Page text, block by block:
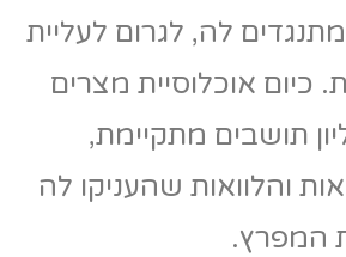
לה, לגרום לעליית
כיום אוכלוסיית מצרים
כ-90 מיליון תושבים מתקיימת,
והלוואות שהעניקו לה
המפרץ.